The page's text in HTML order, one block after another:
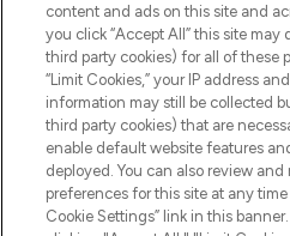
HILFE &
ÜBER
content and ads on this site and
you click “Accept All” this site
third party cookies) for all of these
“Limit Cookies,” your IP address
information may still be collected
third party cookies) that are
enable default website features
deployed. You can also review
preferences for this site at any
Cookie Settings” link in this